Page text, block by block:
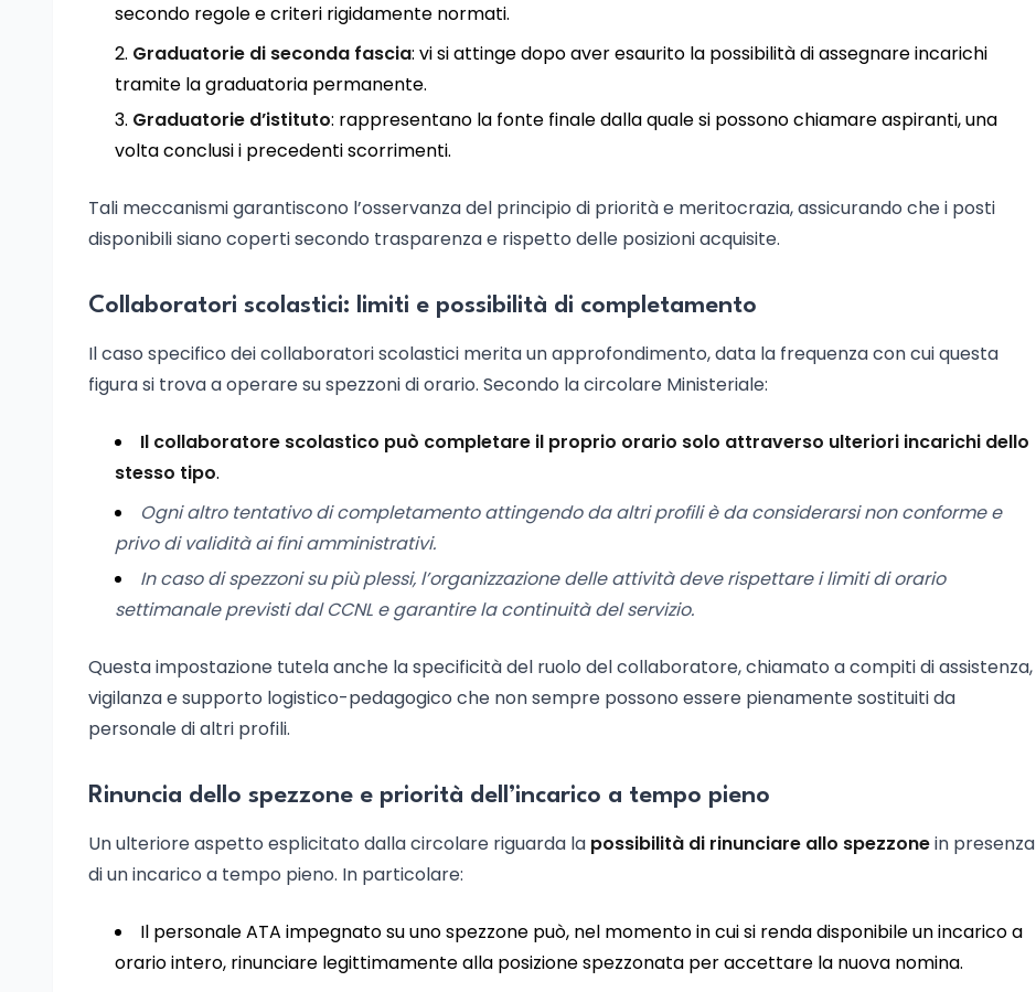
secondo regole e criteri rigidamente normati.
Graduatorie di seconda fascia: vi si attinge dopo aver esaurito la possibilità di assegnare incarichi
tramite la graduatoria permanente.
Graduatorie d’istituto: rappresentano la fonte finale dalla quale si possono chiamare aspiranti, una
volta conclusi i precedenti scorrimenti.
Tali meccanismi garantiscono l’osservanza del principio di priorità e meritocrazia, assicurando che i posti
disponibili siano coperti secondo trasparenza e rispetto delle posizioni acquisite.
Collaboratori scolastici: limiti e possibilità di completamento
Il caso specifico dei collaboratori scolastici merita un approfondimento, data la frequenza con cui questa
figura si trova a operare su spezzoni di orario. Secondo la circolare Ministeriale:
Il collaboratore scolastico può completare il proprio orario solo attraverso ulteriori incarichi dello
stesso tipo.
Ogni altro tentativo di completamento attingendo da altri profili è da considerarsi non conforme e
privo di validità ai fini amministrativi.
In caso di spezzoni su più plessi, l’organizzazione delle attività deve rispettare i limiti di orario
settimanale previsti dal CCNL e garantire la continuità del servizio.
Questa impostazione tutela anche la specificità del ruolo del collaboratore, chiamato a compiti di assistenza,
vigilanza e supporto logistico-pedagogico che non sempre possono essere pienamente sostituiti da
personale di altri profili.
Rinuncia dello spezzone e priorità dell’incarico a tempo pieno
Un ulteriore aspetto esplicitato dalla circolare riguarda la possibilità di rinunciare allo spezzonein presenza
di un incarico a tempo pieno. In particolare:
Il personale ATA impegnato su uno spezzone può, nel momento in cui si renda disponibile un incarico a
orario intero, rinunciare legittimamente alla posizione spezzonata per accettare la nuova nomina.